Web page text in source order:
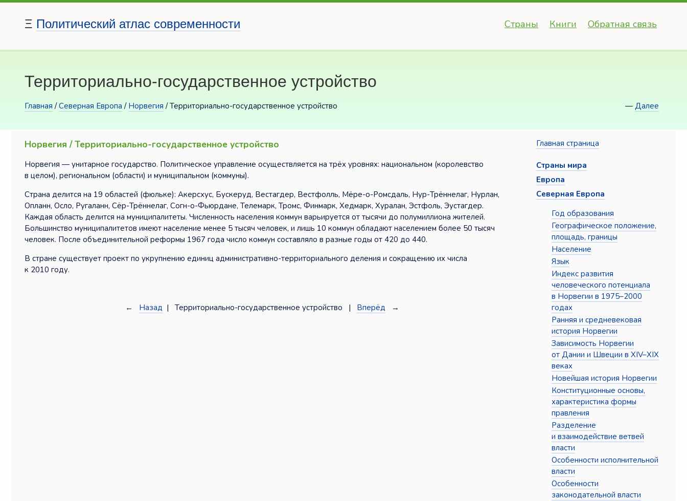
Ξ Политический атлас современности Страны Книги Обратная связь
Территориально-государственное устройство
Главная /Северная Европа / Норвегия / Территориально-государственное устройство — Далее
Норвегия / Территориально-государственное устройство
Норвегия — унитарное государство. Политическое управление осуществляется на трёх уровнях: национальном (королевство
в целом), региональном (области) и муниципальном (коммуны).
Страна делится на 19 областей (фюльке): Акерсхус, Бускеруд, Вестагдер, Вестфолль, Мёре-о-Ромсдаль, Нур-Трённелаг, Нурлан,
Опланн, Осло, Ругаланн, Сёр-Трённелаг, Согн-о-Фьюрдане, Телемарк, Тромс, Финмарк, Хедмарк, Хуралан, Эстфоль, Эустагдер.
Каждая область делится на муниципалитеты. Численность населения коммун варьируется от тысячи до полумиллиона жителей.
Большинство муниципалитетов имеют население менее 5 тысяч человек, и лишь 10 коммун обладают населением более 50 тысяч
человек. После объединительной реформы 1967 года число коммун составляло в разные годы от 420 до 440.
В стране существует проект по укрупнению единиц административно-территориального деления и сокращению их числа
к 2010 году.
← Назад | Территориально-государственное устройство | Вперёд →
Главная страница
Страны мира
Европа
Северная Европа
Год образования
Географическое положение,
площадь, границы
Население
Язык
Индекс развития
человеческого потенциала
в Норвегии в 1975–2000
годах
Ранняя и средневековая
история Норвегии
Зависимость Норвегии
от Дании и Швеции в XIV–XIX
веках
Новейшая история Норвегии
Конституционные основы,
характеристика формы
правления
Разделение
и взаимодействие ветвей
власти
Особенности исполнительной
власти
Особенности
законодательной власти